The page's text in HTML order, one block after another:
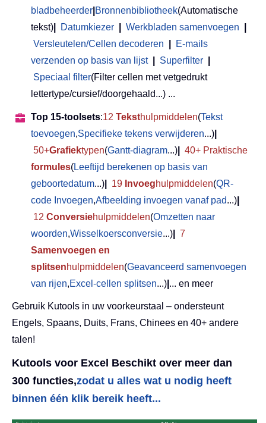
bladbeheerder Bronnenbibliotheek(Automatische
tekst)
Datumkiezer Werkbladen samenvoegen
Versleutelen/Cellen decoderen
E-mails
verzenden op basis van lijst
Superfilter
Speciaal filter(Filter cellen met vetgedrukt
lettertype/cursief/doorgehaald...) ...
Top 15-toolsets:12 Teksthulpmiddelen(Tekst
toevoegen,Specifieke tekens verwijderen...)
50+Grafiektypen(Gantt-diagram...)
40+ Praktische
formules(Leeftijd berekenen op basis van
geboortedatum...) 19 Invoeghulpmiddelen(QR-
code Invoegen,Afbeelding invoegen vanaf pad...)
12 Conversiehulpmiddelen(Omzetten naar
woorden,Wisselkoersconversie...)
7
Samenvoegen en
splitsenhulpmiddelen(Geavanceerd samenvoegen
van rijen,Excel-cellen splitsen...) ... en meer
Gebruik Kutools in uw voorkeurstaal – ondersteunt
Engels, Spaans, Duits, Frans, Chinees en 40+ andere
talen!
Kutools voor Excel Beschikt over meer dan
300 functies,zodat u alles wat u nodig heeft
binnen één klik bereik heeft...